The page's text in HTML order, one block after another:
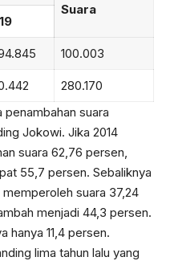
Suara
100.003
280.170
suara
Jokowi. Jika 2014
suara 62,76 persen,
55,7 persen. Sebaliknya
suara 37,24
menjadi 44,3 persen.
hanya 11,4 persen.
lima tahun lalu yang